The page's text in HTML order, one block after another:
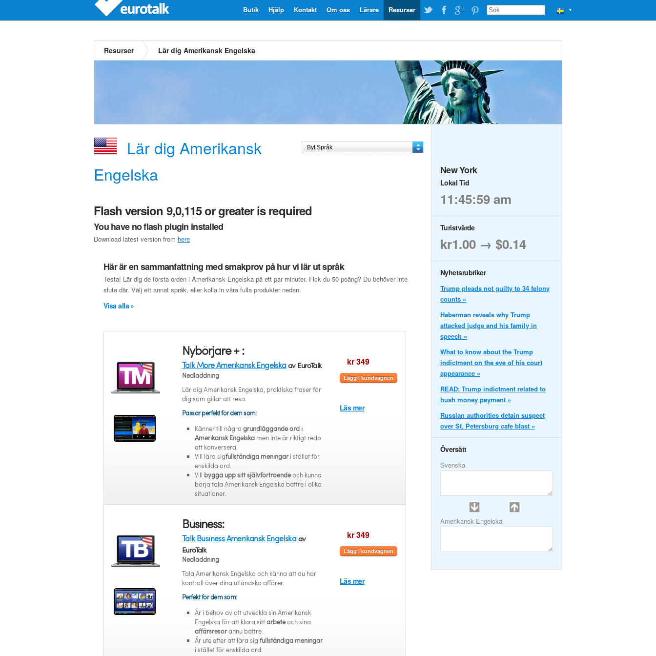
▼
Resurser
Lärare
Om oss
Kontakt
Hjälp
Butik
Resurser Lär dig Amerikansk Engelska
Lär dig Amerikansk
Engelska
Flash version 9,0,115 or greater is required
You have no flash plugin installed
Download latest version from here
Här är en sammanfattning med smakprov på hur vi lär ut språk
Testa! Lär dig de första orden i Amerikansk Engelska på ett par minuter. Fick du 50 poäng? Du behöver inte
sluta där. Välj ett annat språk, eller kolla in våra fulla produkter nedan.
Visa alla »
Nybörjare + :
Talk More Amerikansk Engelskaav EuroTalk
Nedladdning
Lär dig Amerikansk Engelska, praktiska fraser för
dig som gillar att resa.
Passar perfekt för dem som:
Känner till några grundläggande ord i
Amerikansk Engelska men inte är riktigt redo
att konversera.
Vill lära sigfullständiga meningar i stället för
enskilda ord.
Vill bygga upp sitt självförtroendeoch kunna
börja tala Amerikansk Engelska bättre i olika
situationer.
kr 349
Lägg i kundvagnen
Läs mer
Business:
Talk Business Amerikansk Engelskaav
EuroTalk
Nedladdning
Tala Amerikansk Engelska och känna att du har
kontroll över dina utländska affärer.
Perfekt för dem som:
Är i behov av att utveckla sin Amerikansk
Engelska för att klara sittarbeteoch sina
affärsresorännu bättre.
Är ute efter att lära sig fullständiga meningar
i stället för enskilda ord.
kr 349
Lägg i kundvagnen
Läs mer
New York
Lokal Tid
11:45:59 am
Turistvärde
kr1.00 → $0.14
Nyhetsrubriker
Trump pleads not guilty to 34 felony
counts »
Haberman reveals why Trump
attacked judge and his family in
speech »
What to know about the Trump
indictment on the eve of his court
appearance »
READ: Trump indictment related to
hush money payment »
Russian authorities detain suspect
over St. Petersburg cafe blast »
Översätt
Svenska
Amerikansk Engelska